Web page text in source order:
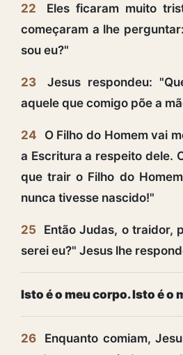
22
Eles ficaram muito
começaram a lhe
sou eu?"
23
Jesus respondeu:
aquele que comigo põe a
24
O Filho do Homem vai
a Escritura a respeito dele.
que trair o Filho do
nunca tivesse nascido!"
25
Então Judas, o traidor,
serei eu?" Jesus lhe
Isto é o meu corpo. Isto é o
26
Enquanto comiam,